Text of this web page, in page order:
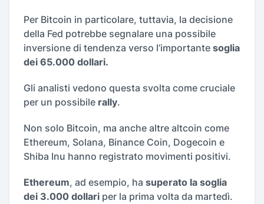
Per Bitcoin in particolare, tuttavia, la decisione
della Fed potrebbe segnalare una possibile
inversione di tendenza verso l’importante soglia
dei 65.000 dollari.
Gli analisti vedono questa svolta come cruciale
per un possibile rally.
Non solo Bitcoin, ma anche altre altcoin come
Ethereum, Solana, Binance Coin, Dogecoin e
Shiba Inu hanno registrato movimenti positivi.
Ethereum, ad esempio, ha superato la soglia
dei 3.000 dollari per la prima volta da martedì.